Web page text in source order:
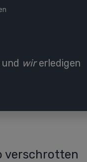
wirerledigen
verschrotten